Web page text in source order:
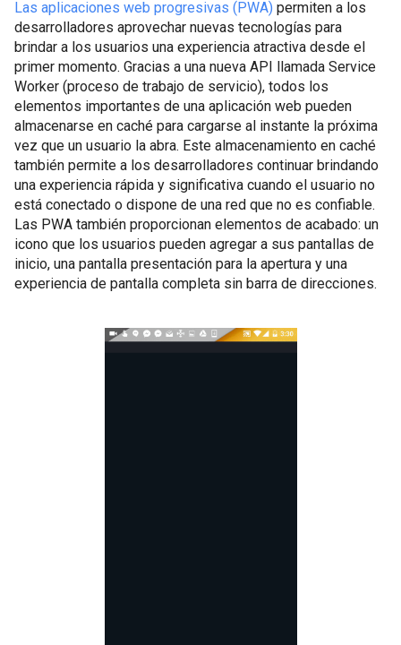
Las aplicaciones web progresivas (PWA) permiten a los
desarrolladores aprovechar nuevas tecnologías para
brindar a los usuarios una experiencia atractiva desde el
primer momento. Gracias a una nueva API llamada Service
Worker (proceso de trabajo de servicio), todos los
elementos importantes de una aplicación web pueden
almacenarse en caché para cargarse al instante la próxima
vez que un usuario la abra. Este almacenamiento en caché
también permite a los desarrolladores continuar brindando
una experiencia rápida y significativa cuando el usuario no
está conectado o dispone de una red que no es confiable.
Las PWA también proporcionan elementos de acabado: un
icono que los usuarios pueden agregar a sus pantallas de
inicio, una pantalla presentación para la apertura y una
experiencia de pantalla completa sin barra de direcciones.